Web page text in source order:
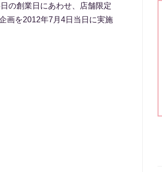
日の創業日にあわせ、店舗限定
画を2012年7月4日当日に実施